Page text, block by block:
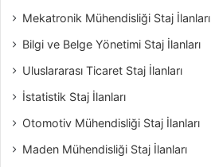
Mekatronik Mühendisliği Staj İlanları
Bilgi ve Belge Yönetimi Staj İlanları
Uluslararası Ticaret Staj İlanları
İstatistik Staj İlanları
Otomotiv Mühendisliği Staj İlanları
Maden Mühendisliği Staj İlanları